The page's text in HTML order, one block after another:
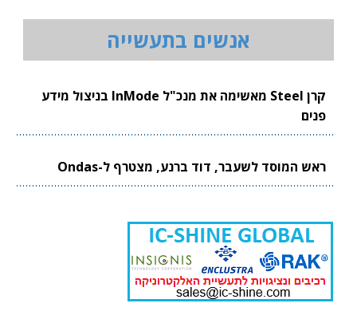
אנשים בתעשייה
קרן Steel מאשימה את מנכ"ל InMode בניצול מידע
פנים
ראש המוסד לשעבר, דוד ברנע, מצטרף ל-Ondas